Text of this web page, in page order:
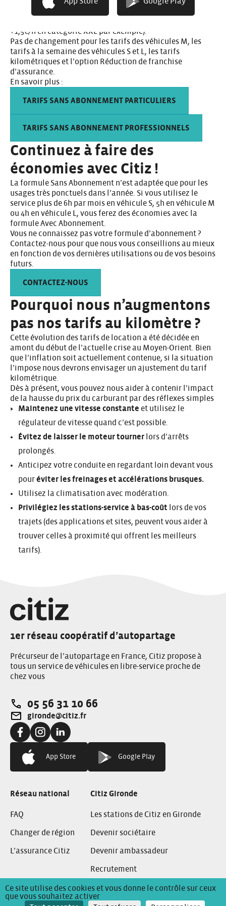
tarifs à l’heure, la journée et la semaine des véhicules XL
+1,5€/h en catégorie XXL par exemple).
Pas de changement pour les tarifs des véhicules M, les
tarifs à la semaine des véhicules S et L, les tarifs
kilométriques et l’option Réduction de franchise
d’assurance.
En savoir plus :
TARIFS SANS ABONNEMENT PARTICULIERS
TARIFS SANS ABONNEMENT PROFESSIONNELS
Continuez à faire des
économies avec Citiz !
La formule Sans Abonnement n’est adaptée que pour les
usages très ponctuels dans l’année. Si vous utilisez le
service plus de 6h par mois en véhicule S, 5h en véhicule M
ou 4h en véhicule L, vous ferez des économies avec la
formule Avec Abonnement.
Vous ne connaissez pas votre formule d’abonnement ?
Contactez-nous pour que nous vous conseillions au mieux
en fonction de vos dernières utilisations ou de vos besoins
futurs.
CONTACTEZ-NOUS
Pourquoi nous n’augmentons
pas nos tarifs au kilomètre ?
Cette évolution des tarifs de location a été décidée en
amont du début de l’actuelle crise au Moyen-Orient. Bien
que l’inflation soit actuellement contenue, si la situation
l’impose nous devrons envisager un ajustement du tarif
kilométrique.
Dès à présent, vous pouvez nous aider à contenir l’impact
de la hausse du prix du carburant par des réflexes simples
:
Maintenez une vitesse constante et utilisez le
régulateur de vitesse quand c’est possible.
Évitez de laisser le moteur tourner lors d’arrêts
prolongés.
Anticipez votre conduite en regardant loin devant vous
pouréviter les freinages et accélérations brusques.
Utilisez la climatisation avec modération.
Privilégiez les stations-service à bas-coût lors de vos
trajets (des applications et sites, peuvent vous aider à
trouver celles à proximité qui offrent les meilleurs
tarifs).
1er réseau coopératif d’autopartage
Précurseur de l’autopartage en France, Citiz propose à
tous un service de véhicules en libre-service proche de
chez vous
Téléphone:
05 56 31 10 66
Adresse e-mail:
gironde@citiz.fr
Facebook:Instagram:Linkedin:
App Store Google Play
Réseau national
FAQ
Changer de région
L’assurance Citiz
Citiz Gironde
Les stations de Citiz en Gironde
Devenir sociétaire
Devenir ambassadeur
Recrutement
Conditions Générales de Location Mentions Légales
Ce site utilise des cookies et vous donne le contrôle sur ceux
que vous souhaitez activer